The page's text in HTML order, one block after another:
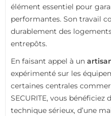
élément essentiel pour
performantes. Son travail
durablement des
entrepôts.
En faisant appel à un
expérimenté sur les
certaines centrales
SECURITE, vous bénéficiez
technique sérieux, d’une